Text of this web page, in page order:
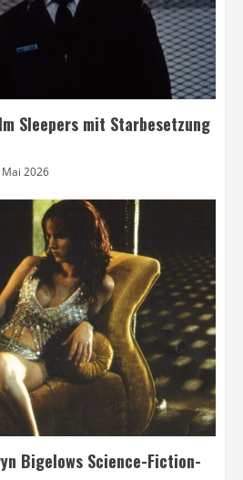
Sleepers mit Starbesetzung
Mai 2026
Bigelows Science-Fiction-